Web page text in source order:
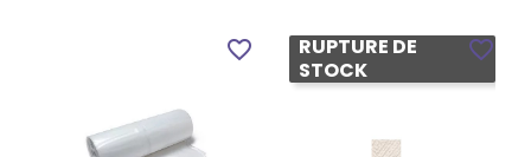
favorite_border
RUPTURE DE
STOCK
favorite_border